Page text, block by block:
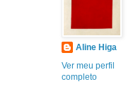
Aline Higa
Ver meu perfil
completo